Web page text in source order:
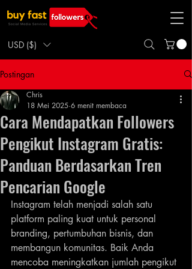
USD ($)
Postingan
Cara Mendapatkan Followers
Pengikut Instagram Gratis:
Panduan Berdasarkan Tren
Pencarian Google
Chris
18 Mei 2025 6 menit membaca
Instagram telah menjadi salah satu
platform paling kuat untuk personal
branding, pertumbuhan bisnis, dan
membangun komunitas. Baik Anda
mencoba meningkatkan jumlah pengikut